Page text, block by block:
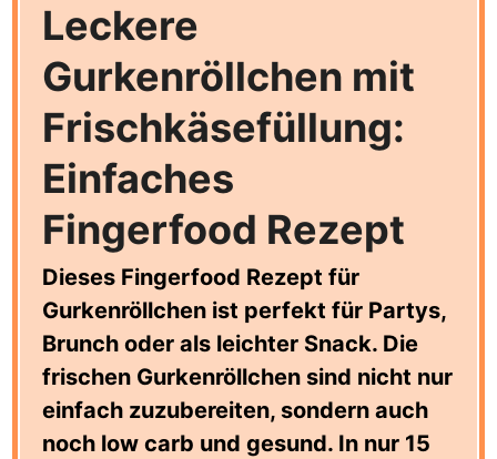
Leckere
Gurkenröllchen mit
Frischkäsefüllung:
Einfaches
Fingerfood Rezept
Dieses Fingerfood Rezept für
Gurkenröllchen ist perfekt für Partys,
Brunch oder als leichter Snack. Die
frischen Gurkenröllchen sind nicht nur
einfach zuzubereiten, sondern auch
noch low carb und gesund. In nur 15